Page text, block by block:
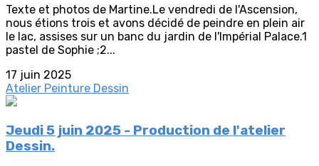
Texte et photos de Martine.Le vendredi de l'Ascension,
nous étions trois et avons décidé de peindre en plein air
le lac, assises sur un banc du jardin de l'Impérial Palace.1
pastel de Sophie ;2...
17 juin 2025
Atelier Peinture Dessin
Jeudi 5 juin 2025 - Production de l'atelier
Dessin.